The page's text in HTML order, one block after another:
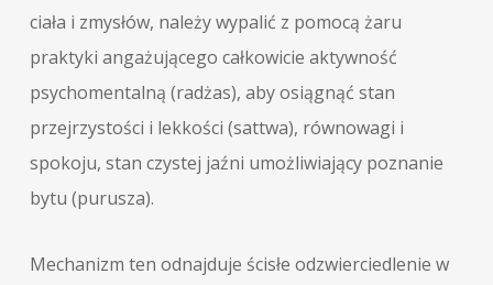
ciała i zmysłów, należy wypalić z pomocą żaru
praktyki angażującego całkowicie aktywność
psychomentalną (radżas), aby osiągnąć stan
przejrzystości i lekkości (sattwa), równowagi i
spokoju, stan czystej jaźni umożliwiający poznanie
bytu (purusza).
Mechanizm ten odnajduje ścisłe odzwierciedlenie w